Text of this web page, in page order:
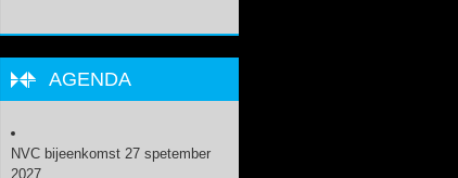
AGENDA
NVC bijeenkomst 27 spetember
2027